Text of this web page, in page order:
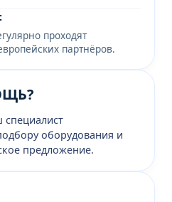
проходят
партнёров.
специалист
оборудования и
предложение.